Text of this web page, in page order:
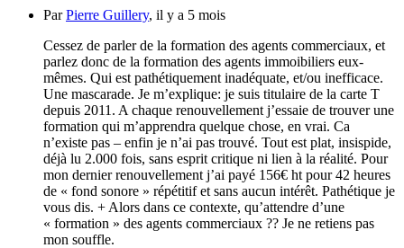
ParPierre Guillery, il y a 5 mois
Cessez de parler de la formation des agents commerciaux, et
parlez donc de la formation des agents immoibiliers eux-
mêmes. Qui est pathétiquement inadéquate, et/ou inefficace.
Une mascarade. Je m’explique: je suis titulaire de la carte T
depuis 2011. A chaque renouvellement j’essaie de trouver une
formation qui m’apprendra quelque chose, en vrai. Ca
n’existe pas – enfin je n’ai pas trouvé. Tout est plat, insispide,
déjà lu 2.000 fois, sans esprit critique ni lien à la réalité. Pour
mon dernier renouvellement j’ai payé 156€ ht pour 42 heures
de « fond sonore » répétitif et sans aucun intérêt. Pathétique je
vous dis. + Alors dans ce contexte, qu’attendre d’une
« formation » des agents commerciaux ?? Je ne retiens pas
mon souffle.